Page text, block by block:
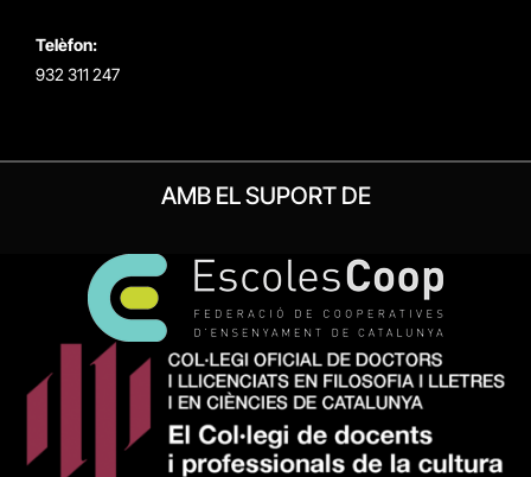
Telèfon:
932 311 247
AMB EL SUPORT DE